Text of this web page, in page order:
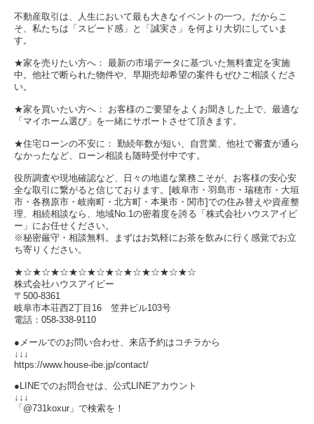
不動産取引は、人生において最も大きなイベントの一つ。だからこ
そ、私たちは「スピード感」と「誠実さ」を何より大切にしていま
す。
★家を売りたい方へ： 最新の市場データに基づいた無料査定を実施
中。他社で断られた物件や、早期売却希望の案件もぜひご相談くださ
い。
★家を買いたい方へ： お客様のご要望をよくお聞きした上で、最適な
「マイホーム選び」を一緒にサポートさせて頂きます。
★住宅ローンの不安に： 勤続年数が短い、自営業、他社で審査が通ら
なかったなど、ローン相談も随時受付中です。
役所調査や現地確認など、日々の地道な業務こそが、お客様の安心安
全な取引に繋がると信じております。[岐阜市・羽島市・瑞穂市・大垣
市・各務原市・岐南町・北方町・本巣市・関市]での住み替えや資産整
理、相続相談なら、地域No.1の密着度を誇る「株式会社ハウスアイビ
ー」にお任せください。
※秘密厳守・相談無料。まずはお気軽にお茶を飲みに行く感覚でお立
ち寄りください。
★☆★☆★☆★☆★☆★☆★☆★☆★☆★☆
株式会社ハウスアイビー
〒500-8361
岐阜市本荘西2丁目16 笠井ビル103号
電話：058-338-9110
●メールでのお問い合わせ、来店予約はコチラから
↓↓↓
https://www.house-ibe.jp/contact/
●LINEでのお問合せは、公式LINEアカウント
↓↓↓
「@731koxur」で検索を！